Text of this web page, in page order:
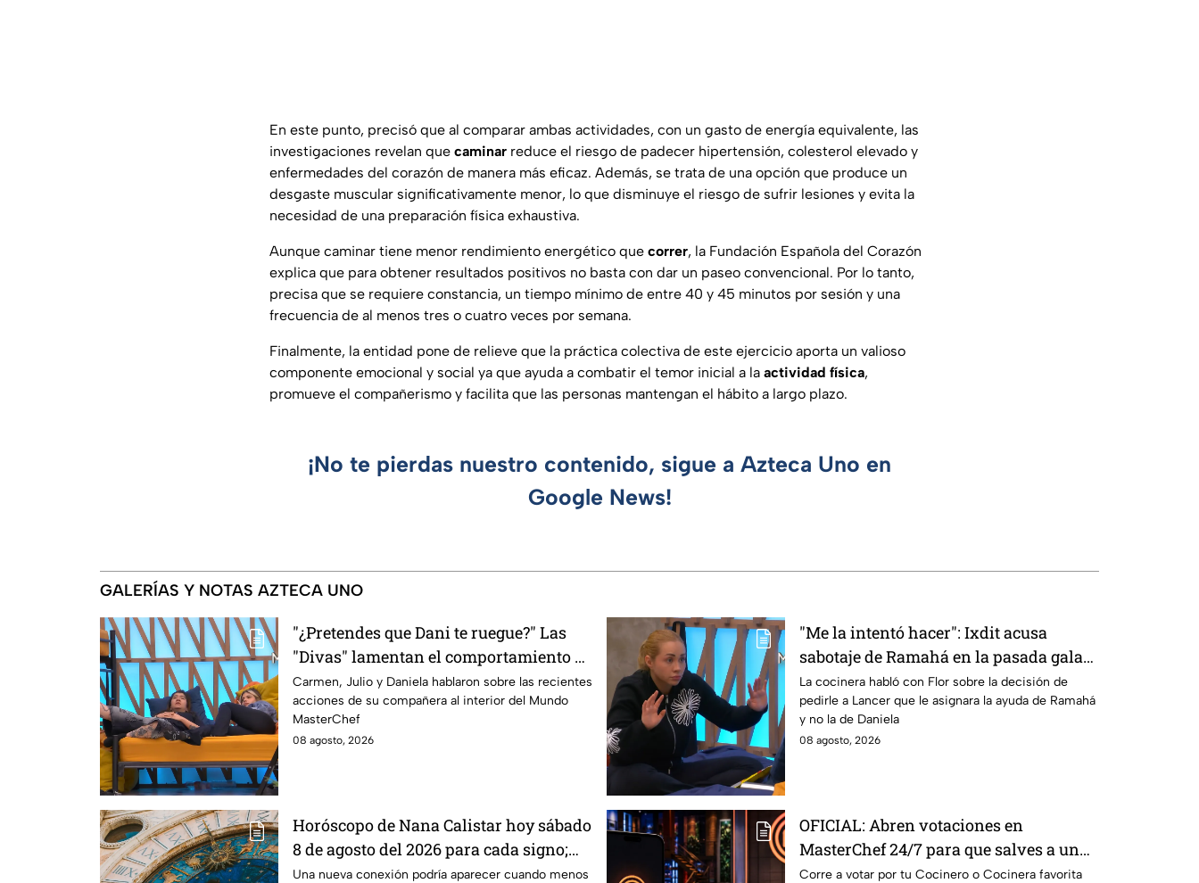
En este punto, precisó que al comparar ambas actividades, con un gasto de energía equivalente, las
investigaciones revelan que caminar reduce el riesgo de padecer hipertensión, colesterol elevado y
enfermedades del corazón de manera más eficaz. Además, se trata de una opción que produce un
desgaste muscular significativamente menor, lo que disminuye el riesgo de sufrir lesiones y evita la
necesidad de una preparación física exhaustiva.
Aunque caminar tiene menor rendimiento energético que correr, la Fundación Española del Corazón
explica que para obtener resultados positivos no basta con dar un paseo convencional. Por lo tanto,
precisa que se requiere constancia, un tiempo mínimo de entre 40 y 45 minutos por sesión y una
frecuencia de al menos tres o cuatro veces por semana.
Finalmente, la entidad pone de relieve que la práctica colectiva de este ejercicio aporta un valioso
componente emocional y social ya que ayuda a combatir el temor inicial a la actividad física,
promueve el compañerismo y facilita que las personas mantengan el hábito a largo plazo.
¡No te pierdas nuestro contenido, sigue a Azteca Uno en
Google News!
GALERÍAS Y NOTAS AZTECA UNO
"¿Pretendes que Dani te ruegue?" Las
"Divas" lamentan el comportamiento de
Michelle en MasterChef 24/7
Carmen, Julio y Daniela hablaron sobre las recientes
acciones de su compañera al interior del Mundo
MasterChef
08 agosto, 2026
"Me la intentó hacer": Ixdit acusa
sabotaje de Ramahá en la pasada gala
de salvación de MasterChef 24/7
La cocinera habló con Flor sobre la decisión de
pedirle a Lancer que le asignara la ayuda de Ramahá
y no la de Daniela
08 agosto, 2026
Horóscopo de Nana Calistar hoy sábado
8 de agosto del 2026 para cada signo;
una conexión inesperada podría
Una nueva conexión podría aparecer cuando menos
OFICIAL: Abren votaciones en
MasterChef 24/7 para que salves a un
Cocinero del Reto de Eliminación de
Corre a votar por tu Cocinero o Cocinera favorita